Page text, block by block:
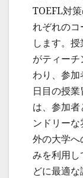
TOEFL対
れぞれの
します。
がティー
わり、参
日目の授業
は、参加
ンドリー
外の大学
みを利用
どに最適な